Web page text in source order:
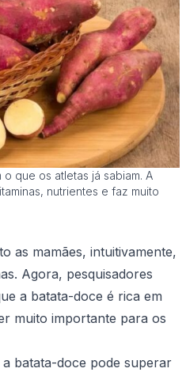
que os atletas já sabiam. A
nutrientes e faz muito
as mamães, intuitivamente,
Agora, pesquisadores
a batata-doce é rica em
muito importante para os
batata-doce pode superar